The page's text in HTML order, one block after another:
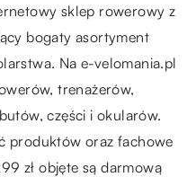
sklep rowerowy z
bogaty asortyment
Na e-velomania.pl
trenażerów,
części i okularów.
produktów oraz fachowe
zł objęte są darmową